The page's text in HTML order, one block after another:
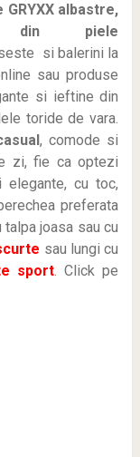
GRYXX albastre,
din piele
si balerini la
sau produse
si ieftine din
toride de vara.
, comode si
zi, fie ca optezi
cu toc,
preferata
joasa sau cu
sau lungi cu
sport. Click pe